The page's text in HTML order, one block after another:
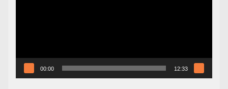
00:00 12:33